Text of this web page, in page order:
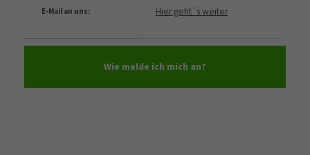
E-Mail an uns: Hier geht´s weiter
Wie melde ich mich an?